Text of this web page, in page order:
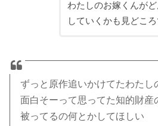
わたしのお嫁くんが
していくかも見どころ
ずっと原作追いかけてたわたし
面白そーって思ってた知的財産
被ってるの何とかしてほしい